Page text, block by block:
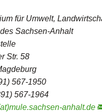
für Umwelt,
Sachsen-Anhalt
Str. 58
567-1950
567-1964
anhalt.de